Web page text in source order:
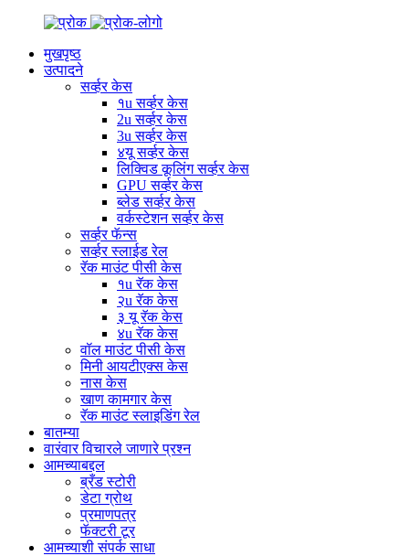
मुखपृष्ठ
उत्पादने
सर्व्हर केस
१u सर्व्हर केस
2u सर्व्हर केस
3u सर्व्हर केस
४यू सर्व्हर केस
लिक्विड कूलिंग सर्व्हर केस
GPU सर्व्हर केस
ब्लेड सर्व्हर केस
वर्कस्टेशन सर्व्हर केस
सर्व्हर फॅन्स
सर्व्हर स्लाईड रेल
रॅक माउंट पीसी केस
१u रॅक केस
२u रॅक केस
३ यू रॅक केस
४u रॅक केस
वॉल माउंट पीसी केस
मिनी आयटीएक्स केस
नास केस
खाण कामगार केस
रॅक माउंट स्लाइडिंग रेल
बातम्या
वारंवार विचारले जाणारे प्रश्न
आमच्याबद्दल
ब्रँड स्टोरी
डेटा ग्रोथ
प्रमाणपत्र
फॅक्टरी टूर
आमच्याशी संपर्क साधा